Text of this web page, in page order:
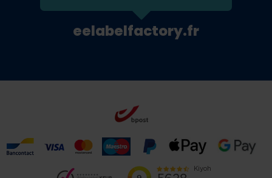
eelabelfactory.fr